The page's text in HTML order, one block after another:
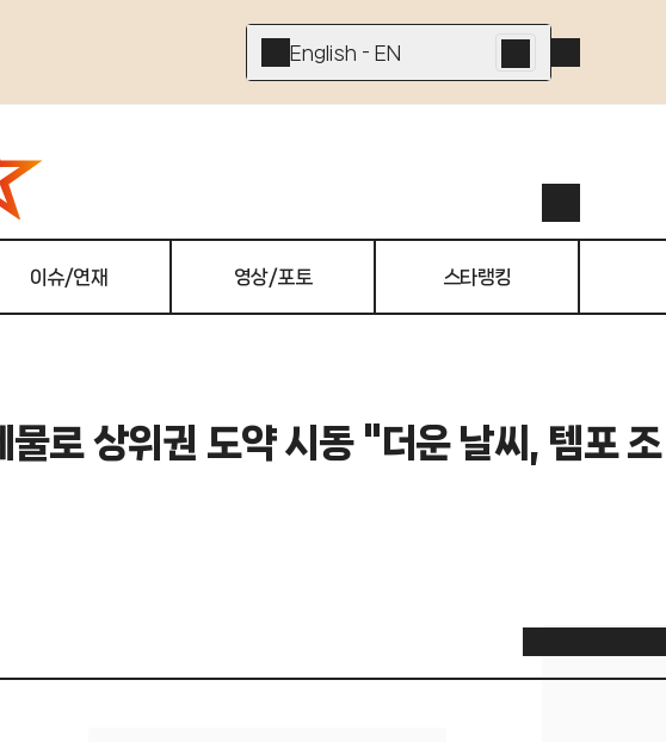
English - EN
이슈/연재 영상/포토 스타랭킹
로 상위권 도약 시동 "더운 날씨, 템포 조